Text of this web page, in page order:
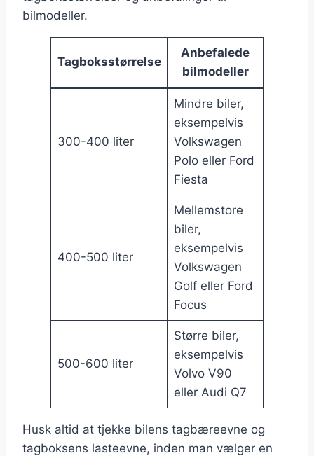
bilmodeller.
Tagboksstørrelse
Anbefalede
bilmodeller
300-400 liter
Mindre biler,
eksempelvis
Volkswagen
Polo eller Ford
Fiesta
400-500 liter
Mellemstore
biler,
eksempelvis
Volkswagen
Golf eller Ford
Focus
500-600 liter
Større biler,
eksempelvis
Volvo V90
eller Audi Q7
Husk altid at tjekke bilens tagbæreevne og
tagboksens lasteevne, inden man vælger en